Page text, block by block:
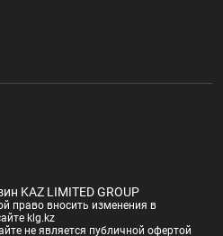
KAZ LIMITED GROUP
право вносить изменения в
klg.kz
не является публичной офертой